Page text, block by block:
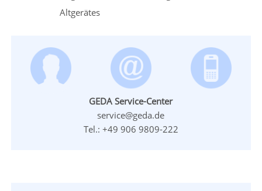
Altgerätes
GEDA Service-Center
service@geda.de
Tel.: +49 906 9809-222